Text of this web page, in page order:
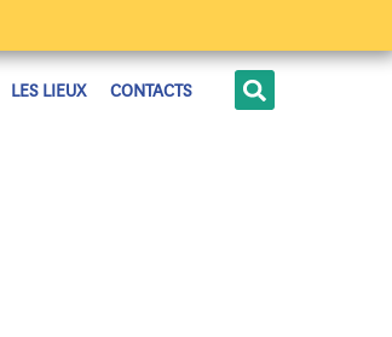
LES LIEUX CONTACTS